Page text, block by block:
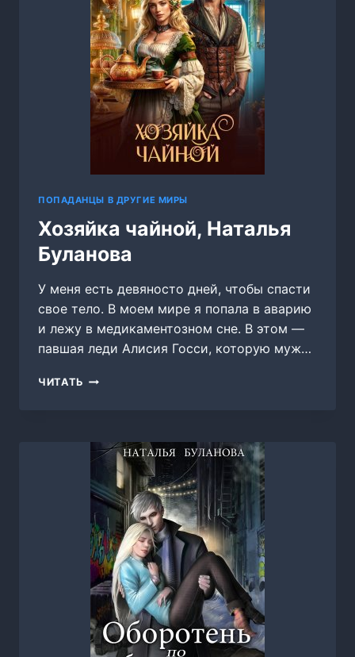
ПОПАДАНЦЫ В ДРУГИЕ МИРЫ
Хозяйка чайной, Наталья
Буланова
У меня есть девяносто дней, чтобы спасти
свое тело. В моем мире я попала в аварию
и лежу в медикаментозном сне. В этом —
павшая леди Алисия Госси, которую муж…
ЧИТАТЬ ХОЗЯЙКА